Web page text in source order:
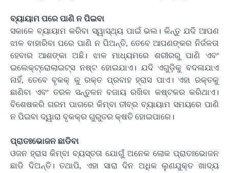
ବ୍ୟାୟାମ ପରେ ପାଣି ନ ପିଇବା
ସକାଳେ ବ୍ୟାୟାମ କରିବା ସ୍ୱାସ୍ଥ୍ୟ ପାଇଁ ଭଲ। କିନ୍ତୁ ଯଦି ଆପଣ
ଝାଳ ବାହାରିବା ପରେ ପାଣି ନ ପିଅନ୍ତି, ତେବେ ଆପଣଙ୍କର ନିର୍ଜଳତା
ହେବାର ଆଶଙ୍କା ଅଛି। ଝାଳ ମାଧ୍ୟମରେ ଶରୀରରୁ ପାଣି ଏବଂ
ଇଲେକ୍ଟ୍ରୋଲାଇଟ୍ସ ନଷ୍ଟ ହୋଇଯାଏ। ଯଦି ଏଗୁଡ଼ିକୁ ବଦଳାଯାଏ
ନାହିଁ, ତେବେ ବୃକକ୍ କୁ ରକ୍ତ ପ୍ରବାହ ହ୍ରାସ ପାଏ। ଏହା ରକ୍ତକୁ
ଛାଣିବା ଏବଂ ତରଳ ସନ୍ତୁଳନ ବଜାୟ ରଖିବା କଷ୍ଟକର କରିଥାଏ।
ବିଶେଷକରି ଗରମ ପାଗରେ କିମ୍ବା ତୀବ୍ର ବ୍ୟାୟାମ ସମୟରେ ପାଣି
ନ ପିଇବା ଦ୍ୱାରା ବୃକକ୍‌ର ଗୁରୁତର କ୍ଷତି ହୋଇପାରେ।
ପ୍ରାତଃଭୋଜନ ଛାଡିବା
ଓଜନ ହ୍ରାସ କିମ୍ବା ବ୍ୟସ୍ତତା ଯୋଗୁଁ ଅନେକ ଲୋକ ପ୍ରାତଃଭୋଜନ
ଛାଡି ଦିଅନ୍ତି। ତଥାପି, ଏହା ସାରା ଦିନ ଅଧିକ ଲୁଣଯୁକ୍ତ ଖାଦ୍ୟ